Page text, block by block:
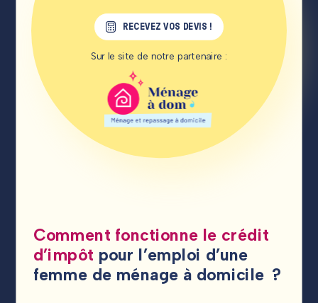
RECEVEZ VOS DEVIS !
Sur le site de notre partenaire :
Comment fonctionne le crédit
d’impôt pour l’emploi d’une
femme de ménage à domicile ?